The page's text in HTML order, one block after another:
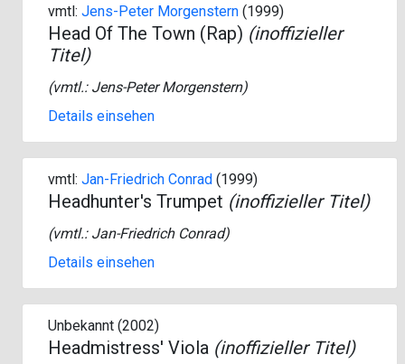
vmtl: Jens-Peter Morgenstern (1999)
Head Of The Town (Rap) (inoffizieller
Titel)
(vmtl.: Jens-Peter Morgenstern)
Details einsehen
vmtl: Jan-Friedrich Conrad (1999)
Headhunter's Trumpet (inoffizieller Titel)
(vmtl.: Jan-Friedrich Conrad)
Details einsehen
Unbekannt (2002)
Headmistress' Viola (inoffizieller Titel)